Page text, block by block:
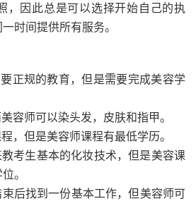
，因此总是可以选择开始自己的执
时间提供所有服务。
正规的教育，但是需要完成美容学
容师可以染头发，皮肤和指甲。
，但是美容师课程有最低学历。
考生基本的化妆技术，但是美容课
。
后找到一份基本工作，但美容师可